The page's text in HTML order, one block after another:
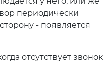
периодически
- появляется
отсутствует звонок